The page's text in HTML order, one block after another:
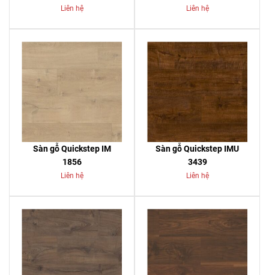
Liên hệ Liên hệ
Sàn gỗ Quickstep IM
1856
Liên hệ
Sàn gỗ Quickstep IMU
3439
Liên hệ